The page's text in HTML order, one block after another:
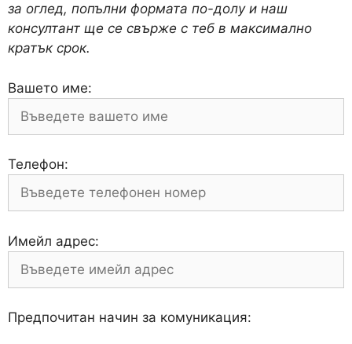
за оглед, попълни формата по-долу и наш
консултант ще се свърже с теб в максимално
кратък срок.
Вашето име:
Телефон:
Имейл адрес:
Предпочитан начин за комуникация: